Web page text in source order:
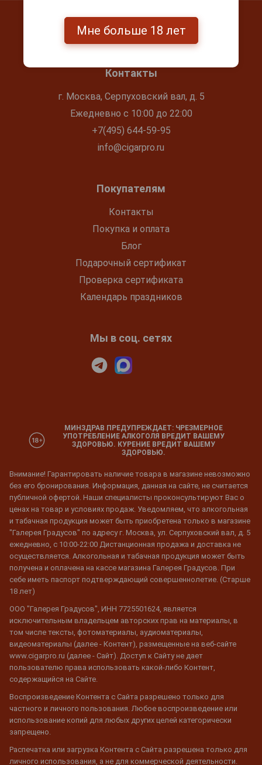
Контакты
г. Москва, Серпуховский вал, д. 5
Ежедневно с 10:00 до 22:00
+7(495) 644-59-95
info@cigarpro.ru
Покупателям
Контакты
Покупка и оплата
Блог
Подарочный сертификат
Проверка сертификата
Календарь праздников
Мы в соц. сетях
МИНЗДРАВ ПРЕДУПРЕЖДАЕТ: ЧРЕЗМЕРНОЕ
УПОТРЕБЛЕНИЕ АЛКОГОЛЯ ВРЕДИТ ВАШЕМУ
ЗДОРОВЬЮ. КУРЕНИЕ ВРЕДИТ ВАШЕМУ
ЗДОРОВЬЮ.
Внимание! Гарантировать наличие товара в магазине невозможно
без его бронирования. Информация, данная на сайте, не считается
публичной офертой. Наши специалисты проконсультируют Вас о
ценах на товар и условиях продаж. Уведомляем, что алкогольная
и табачная продукция может быть приобретена только в магазине
"Галерея Градусов" по адресу г. Москва, ул. Серпуховский вал, д. 5
ежедневно, с 10:00-22:00 Дистанционная продажа и доставка не
осуществляется. Алкогольная и табачная продукция может быть
получена и оплачена на кассе магазина Галерея Градусов. При
себе иметь паспорт подтверждающий совершеннолетие. (Старше
18 лет)
ООО "Галерея Градусов", ИНН 7725501624, является
исключительным владельцем авторских прав на материалы, в
том числе тексты, фотоматериалы, аудиоматериалы,
видеоматериалы (далее - Контент), размещенные на веб-сайте
www.cigarpro.ru (далее - Сайт). Доступ к Сайту не дает
пользователю права использовать какой-либо Контент,
содержащийся на Сайте.
Воспроизведение Контента с Сайта разрешено только для
частного и личного пользования. Любое воспроизведение или
использование копий для любых других целей категорически
запрещено.
Распечатка или загрузка Контента с Сайта разрешена только для
личного использования, а не для коммерческой деятельности.
Мне больше 18 лет